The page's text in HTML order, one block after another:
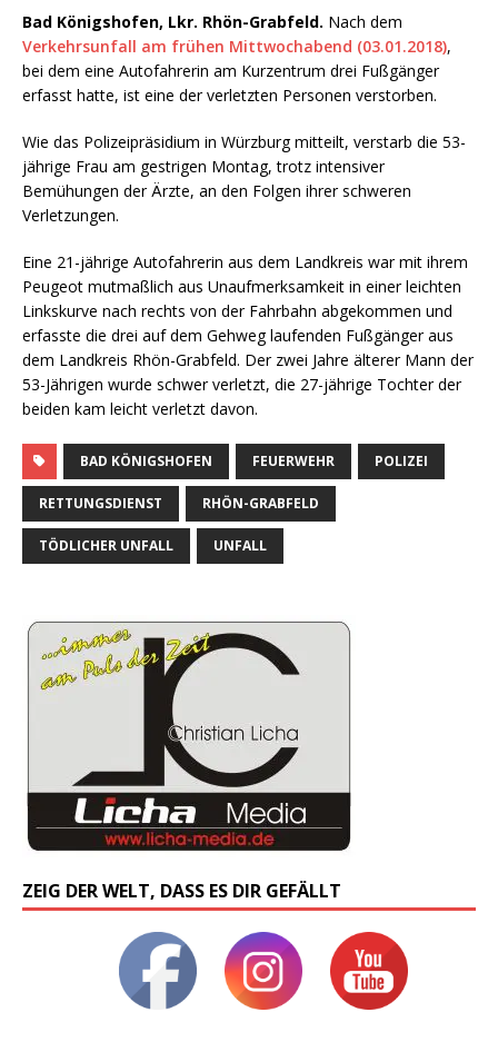
Bad Königshofen, Lkr. Rhön-Grabfeld. Nach dem
Verkehrsunfall am frühen Mittwochabend (03.01.2018),
bei dem eine Autofahrerin am Kurzentrum drei Fußgänger
erfasst hatte, ist eine der verletzten Personen verstorben.
Wie das Polizeipräsidium in Würzburg mitteilt, verstarb die 53-
jährige Frau am gestrigen Montag, trotz intensiver
Bemühungen der Ärzte, an den Folgen ihrer schweren
Verletzungen.
Eine 21-jährige Autofahrerin aus dem Landkreis war mit ihrem
Peugeot mutmaßlich aus Unaufmerksamkeit in einer leichten
Linkskurve nach rechts von der Fahrbahn abgekommen und
erfasste die drei auf dem Gehweg laufenden Fußgänger aus
dem Landkreis Rhön-Grabfeld. Der zwei Jahre älterer Mann der
53-Jährigen wurde schwer verletzt, die 27-jährige Tochter der
beiden kam leicht verletzt davon.
BAD KÖNIGSHOFEN FEUERWEHR POLIZEI
RETTUNGSDIENST RHÖN-GRABFELD
TÖDLICHER UNFALL UNFALL
ZEIG DER WELT, DASS ES DIR GEFÄLLT